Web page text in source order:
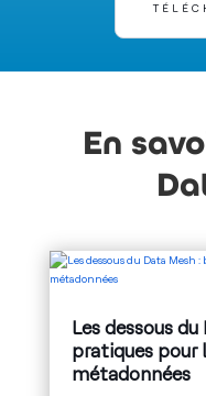
En
Les dessous
pratiques pour
métadonnées